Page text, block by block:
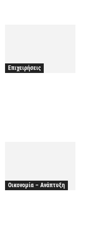
Επιχειρήσεις
Οικονομία – Ανάπτυξη